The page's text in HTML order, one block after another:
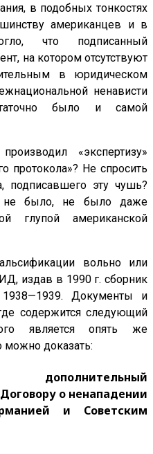
в подобных тонкостях
американцев и в
что подписанный
на котором отсутствуют
в юридическом
ненависти
было и самой
«экспертизу»
протокола»? Не спросить
подписавшего эту чушь?
не было, не было даже
глупой американской
вольно или
издав в 1990 г. сборник
Документы и
содержится следующий
является опять же
можно доказать:
дополнительный
о ненападении
и Советским